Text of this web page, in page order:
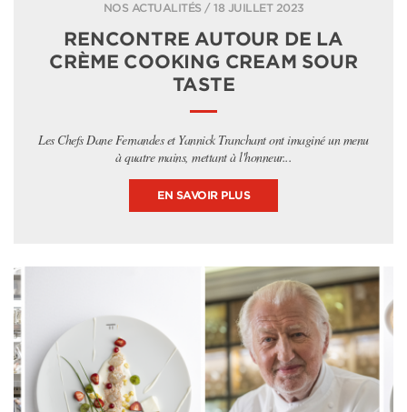
NOS ACTUALITÉS / 18 JUILLET 2023
RENCONTRE AUTOUR DE LA
CRÈME COOKING CREAM SOUR
TASTE
Les Chefs Dane Fernandes et Yannick Tranchant ont imaginé un menu
à quatre mains, mettant à l'honneur...
EN SAVOIR PLUS